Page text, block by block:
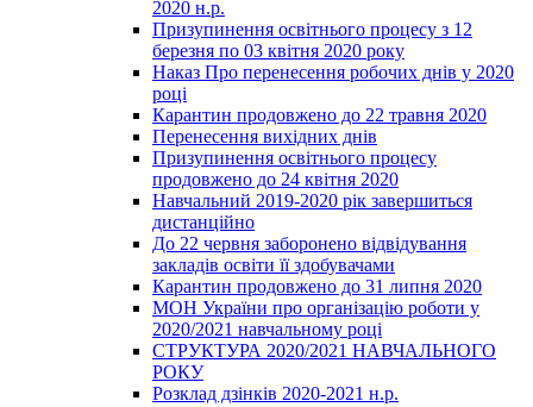
2020 н.р.
Призупинення освітнього процесу з 12
березня по 03 квітня 2020 року
Наказ Про перенесення робочих днів у 2020
році
Карантин продовжено до 22 травня 2020
Перенесення вихідних днів
Призупинення освітнього процесу
продовжено до 24 квітня 2020
Навчальний 2019-2020 рік завершиться
дистанційно
До 22 червня заборонено відвідування
закладів освіти її здобувачами
Карантин продовжено до 31 липня 2020
МОН України про організацію роботи у
2020/2021 навчальному році
СТРУКТУРА 2020/2021 НАВЧАЛЬНОГО
РОКУ
Розклад дзінків 2020-2021 н.р.